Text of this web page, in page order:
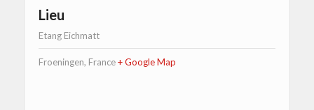
Lieu
Etang Eichmatt
Froeningen, France + Google Map